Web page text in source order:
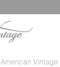
American